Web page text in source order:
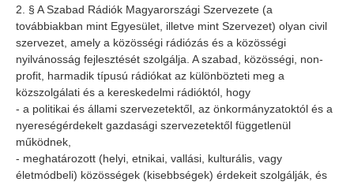
2. § A Szabad Rádiók Magyarországi Szervezete (a
továbbiakban mint Egyesület, illetve mint Szervezet) olyan civil
szervezet, amely a közösségi rádiózás és a közösségi
nyilvánosság fejlesztését szolgálja. A szabad, közösségi, non-
profit, harmadik típusú rádiókat az különbözteti meg a
közszolgálati és a kereskedelmi rádióktól, hogy
- a politikai és állami szervezetektől, az önkormányzatoktól és a
nyereségérdekelt gazdasági szervezetektől függetlenül
működnek,
- meghatározott (helyi, etnikai, vallási, kulturális, vagy
életmódbeli) közösségek (kisebbségek) érdekeit szolgálják, és